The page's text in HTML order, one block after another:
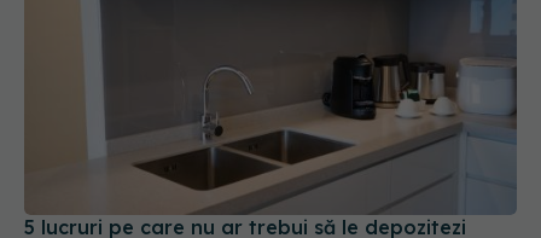
5 lucruri pe care nu ar trebui să le depozitezi
niciodată sub chiuveta din bucătărie
22 dec 2025, 21:41